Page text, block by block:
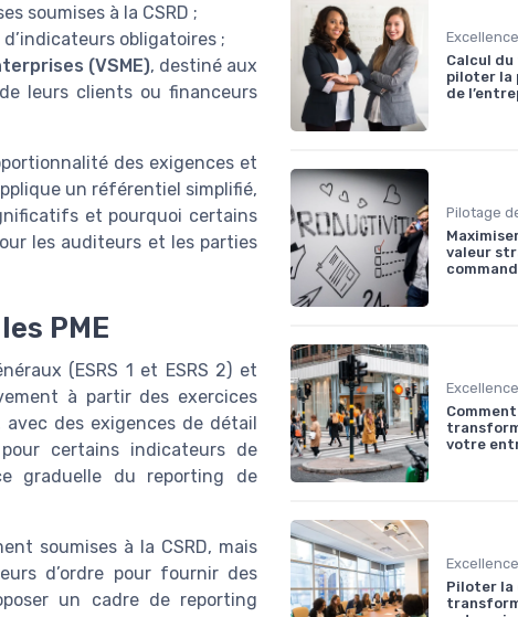
soumises à la CSRD ;
obligatoires ;
(VSME), destiné aux
leurs clients ou financeurs
des exigences et
un référentiel simplifié,
et pourquoi certains
les auditeurs et les parties
PME
(ESRS 1 et ESRS 2) et
à partir des exercices
avec des exigences de détail
certains indicateurs de
graduelle du reporting de
soumises à la CSRD, mais
d’ordre pour fournir des
un cadre de reporting
Calcul
piloter la
de
valeur
Comment
votre
Piloter la